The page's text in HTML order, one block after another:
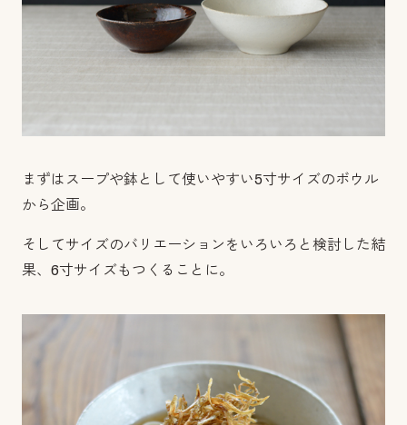
まずはスープや鉢として使いやすい5寸サイズのボウル
から企画。
そしてサイズのバリエーションをいろいろと検討した結
果、 6寸サイズもつくることに。